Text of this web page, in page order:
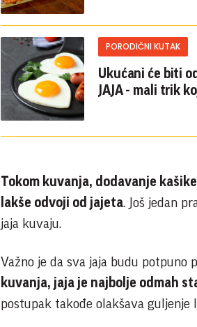
PORODIČNI KUTAK
Ukućani će biti
JAJA - mali trik
Tokom kuvanja, dodavanje
lakše odvoji od jajeta. Još jedan
jaja kuvaju.
Važno je da sva jaja budu potpuno
kuvanja, jaja je najbolje odmah
postupak takođe olakšava guljenje